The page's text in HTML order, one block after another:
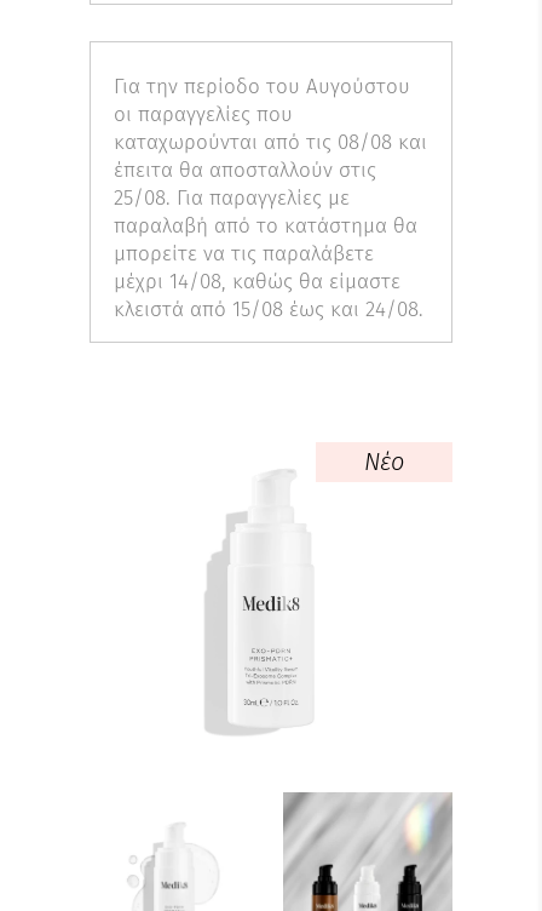
Για την περίοδο του Αυγούστου
οι παραγγελίες που
καταχωρούνται από τις 08/08 και
έπειτα θα αποσταλλούν στις
25/08. Για παραγγελίες με
παραλαβή από το κατάστημα θα
μπορείτε να τις παραλάβετε
μέχρι 14/08, καθώς θα είμαστε
κλειστά από 15/08 έως και 24/08.
Νέο